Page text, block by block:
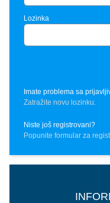
Lozinka
Imate problema sa
Zatražite novu lozinku.
Niste još registrovani?
Popunite formular za